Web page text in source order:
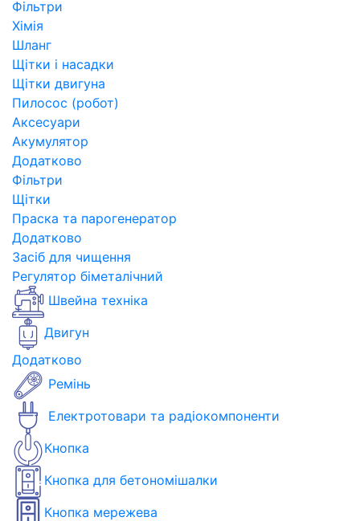
Фільтри
Хімія
Шланг
Щітки і насадки
Щітки двигуна
Пилосос (робот)
Аксесуари
Акумулятор
Додатково
Фільтри
Щітки
Праска та парогенератор
Додатково
Засіб для чищення
Регулятор біметалічний
Швейна техніка
Двигун
Додатково
Ремінь
Електротовари та радіокомпоненти
Кнопка
Кнопка для бетономішалки
Кнопка мережева